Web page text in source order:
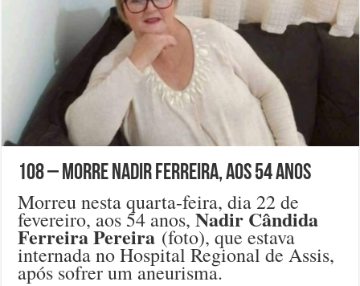
108 – Morre Nadir Ferreira, aos 54 anos
Morreu nesta quarta-feira, dia 22 de
fevereiro, aos 54 anos,Nadir Cândida
Ferreira Pereira (foto), que estava
internada no Hospital Regional de Assis,
após sofrer um aneurisma.